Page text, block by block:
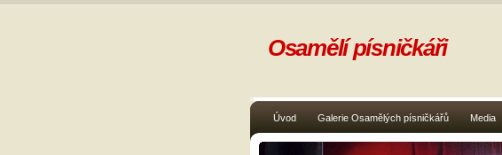
Úvod Galerie Osamělých písničkářů Media
Osamělí písničkáři